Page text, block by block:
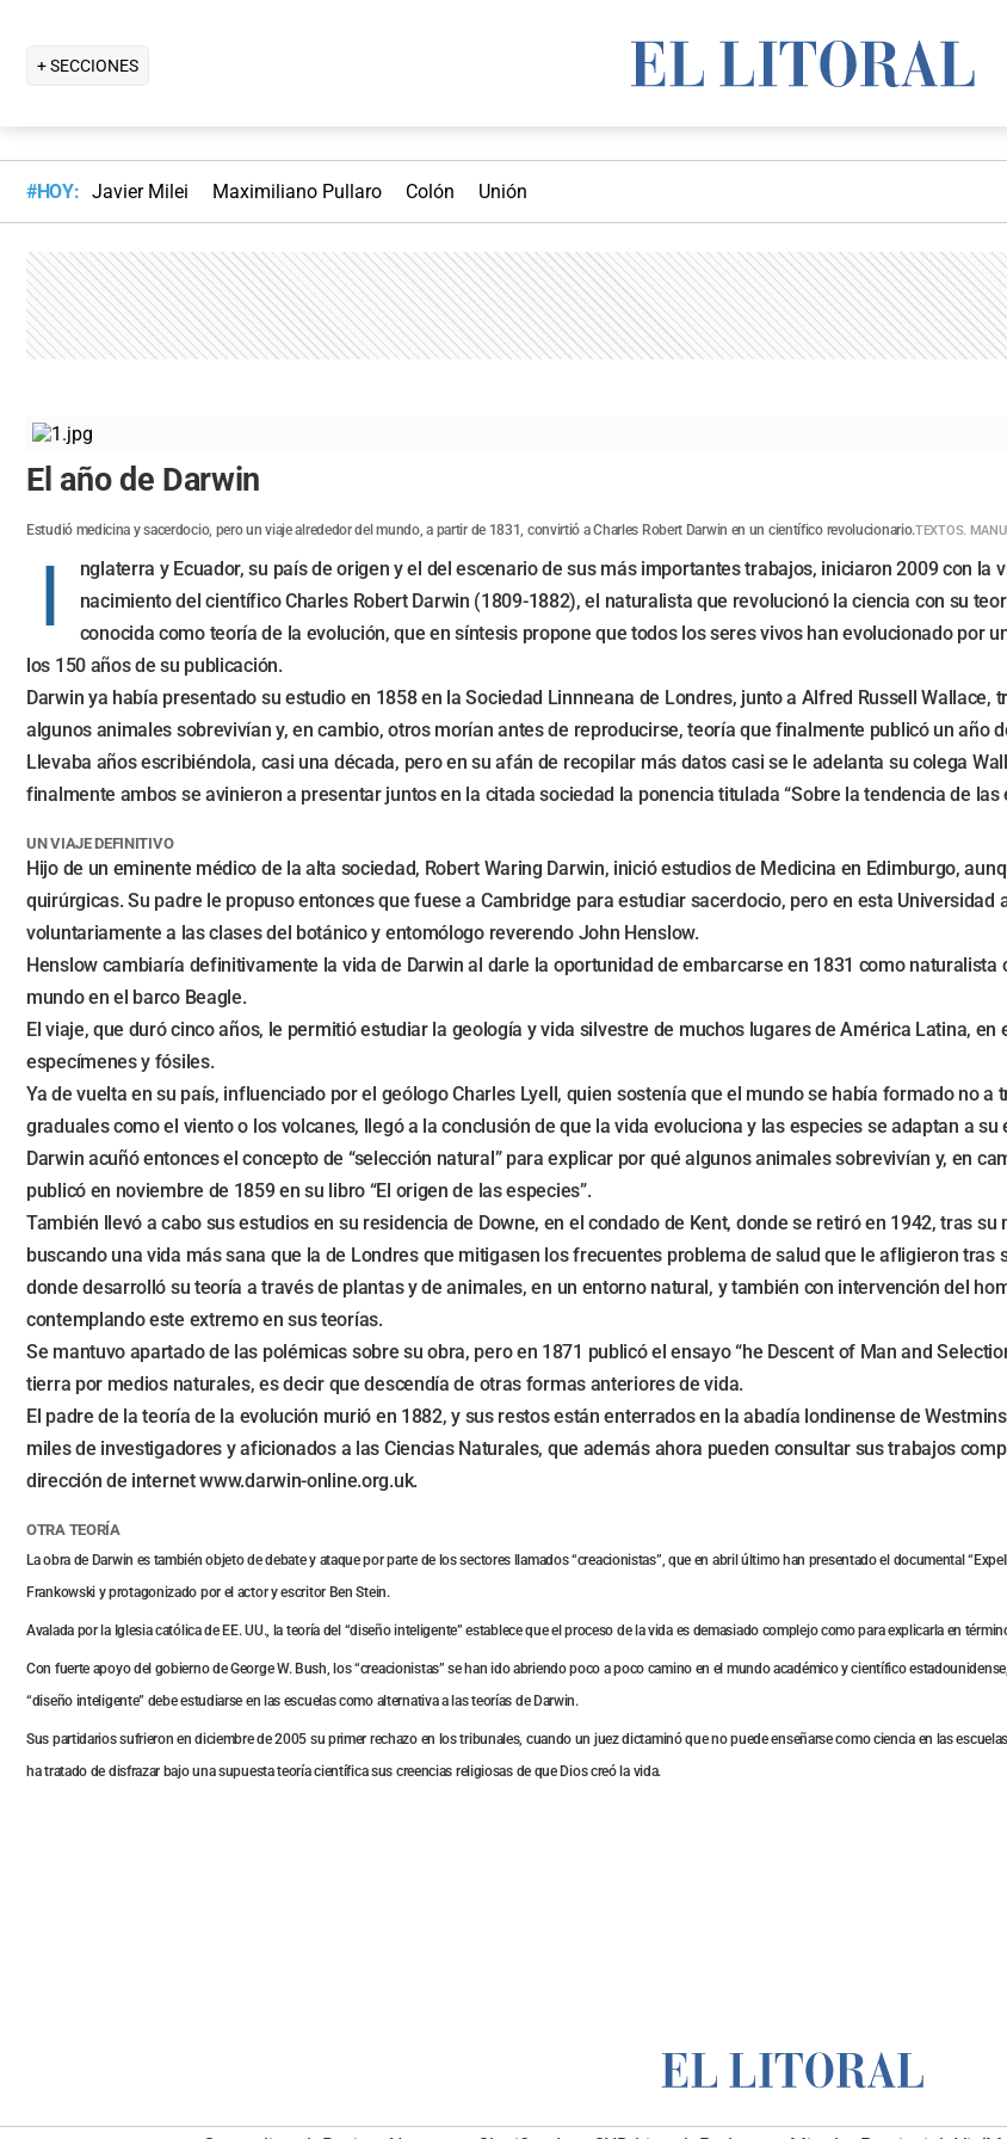
+ SECCIONES
#HOY: Javier Milei Maximiliano Pullaro Colón Unión
El año de Darwin
Estudió medicina y sacerdocio, pero un viaje alrededor del mundo, a partir de 1831, convirtió a Charles Robert Darwin en un científico revolucionario.TEXTOS.
I
nglaterra y Ecuador, su país de origen y el del escenario de sus más importantes trabajos, iniciaron 2009 con
nacimiento del científico Charles Robert Darwin (1809-1882), el naturalista que revolucionó la ciencia con su
conocida como teoría de la evolución, que en síntesis propone que todos los seres vivos han evolucionado por
los 150 años de su publicación.
Darwin ya había presentado su estudio en 1858 en la Sociedad Linnneana de Londres, junto a Alfred Russell Wallace,
algunos animales sobrevivían y, en cambio, otros morían antes de reproducirse, teoría que finalmente publicó un año
Llevaba años escribiéndola, casi una década, pero en su afán de recopilar más datos casi se le adelanta su colega
finalmente ambos se avinieron a presentar juntos en la citada sociedad la ponencia titulada “Sobre la tendencia de
UN VIAJE DEFINITIVO
Hijo de un eminente médico de la alta sociedad, Robert Waring Darwin, inició estudios de Medicina en Edimburgo,
quirúrgicas. Su padre le propuso entonces que fuese a Cambridge para estudiar sacerdocio, pero en esta
voluntariamente a las clases del botánico y entomólogo reverendo John Henslow.
Henslow cambiaría definitivamente la vida de Darwin al darle la oportunidad de embarcarse en 1831 como
mundo en el barco Beagle.
El viaje, que duró cinco años, le permitió estudiar la geología y vida silvestre de muchos lugares de América Latina,
especímenes y fósiles.
Ya de vuelta en su país, influenciado por el geólogo Charles Lyell, quien sostenía que el mundo se había formado no
graduales como el viento o los volcanes, llegó a la conclusión de que la vida evoluciona y las especies se adaptan a su
Darwin acuñó entonces el concepto de “selección natural” para explicar por qué algunos animales sobrevivían y, en
publicó en noviembre de 1859 en su libro “El origen de las especies”.
También llevó a cabo sus estudios en su residencia de Downe, en el condado de Kent, donde se retiró en 1942, tras
buscando una vida más sana que la de Londres que mitigasen los frecuentes problema de salud que le afligieron tras
donde desarrolló su teoría a través de plantas y de animales, en un entorno natural, y también con intervención del
contemplando este extremo en sus teorías.
Se mantuvo apartado de las polémicas sobre su obra, pero en 1871 publicó el ensayo “he Descent of Man and
tierra por medios naturales, es decir que descendía de otras formas anteriores de vida.
El padre de la teoría de la evolución murió en 1882, y sus restos están enterrados en la abadía londinense de
miles de investigadores y aficionados a las Ciencias Naturales, que además ahora pueden consultar sus trabajos
dirección de internet www.darwin-online.org.uk.
OTRA TEORÍA
La obra de Darwin es también objeto de debate y ataque por parte de los sectores llamados “creacionistas”, que en abril último han presentado el documental
Frankowski y protagonizado por el actor y escritor Ben Stein.
Avalada por la Iglesia católica de EE. UU., la teoría del “diseño inteligente” establece que el proceso de la vida es demasiado complejo como para explicarla en
Con fuerte apoyo del gobierno de George W. Bush, los “creacionistas” se han ido abriendo poco a poco camino en el mundo académico y científico
“diseño inteligente” debe estudiarse en las escuelas como alternativa a las teorías de Darwin.
Sus partidarios sufrieron en diciembre de 2005 su primer rechazo en los tribunales, cuando un juez dictaminó que no puede enseñarse como ciencia en las
ha tratado de disfrazar bajo una supuesta teoría científica sus creencias religiosas de que Dios creó la vida.